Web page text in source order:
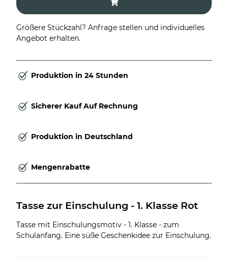
Größere Stückzahl? Anfrage stellen und individuelles
Angebot erhalten.
Produktion in 24 Stunden
Sicherer Kauf Auf Rechnung
Produktion in Deutschland
Mengenrabatte
Tasse zur Einschulung - 1. Klasse Rot
Tasse mit Einschulungsmotiv - 1. Klasse - zum
Schulanfang. Eine süße Geschenkidee zur Einschulung.